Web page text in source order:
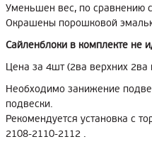
Уменьшен вес, по сравнению
Окрашены порошковой
Сайленблоки в комплекте не
Цена за 4шт (2ва верхних 2ва
Необходимо занижение
подвески.
Рекомендуется установка с
2108-2110-2112 .